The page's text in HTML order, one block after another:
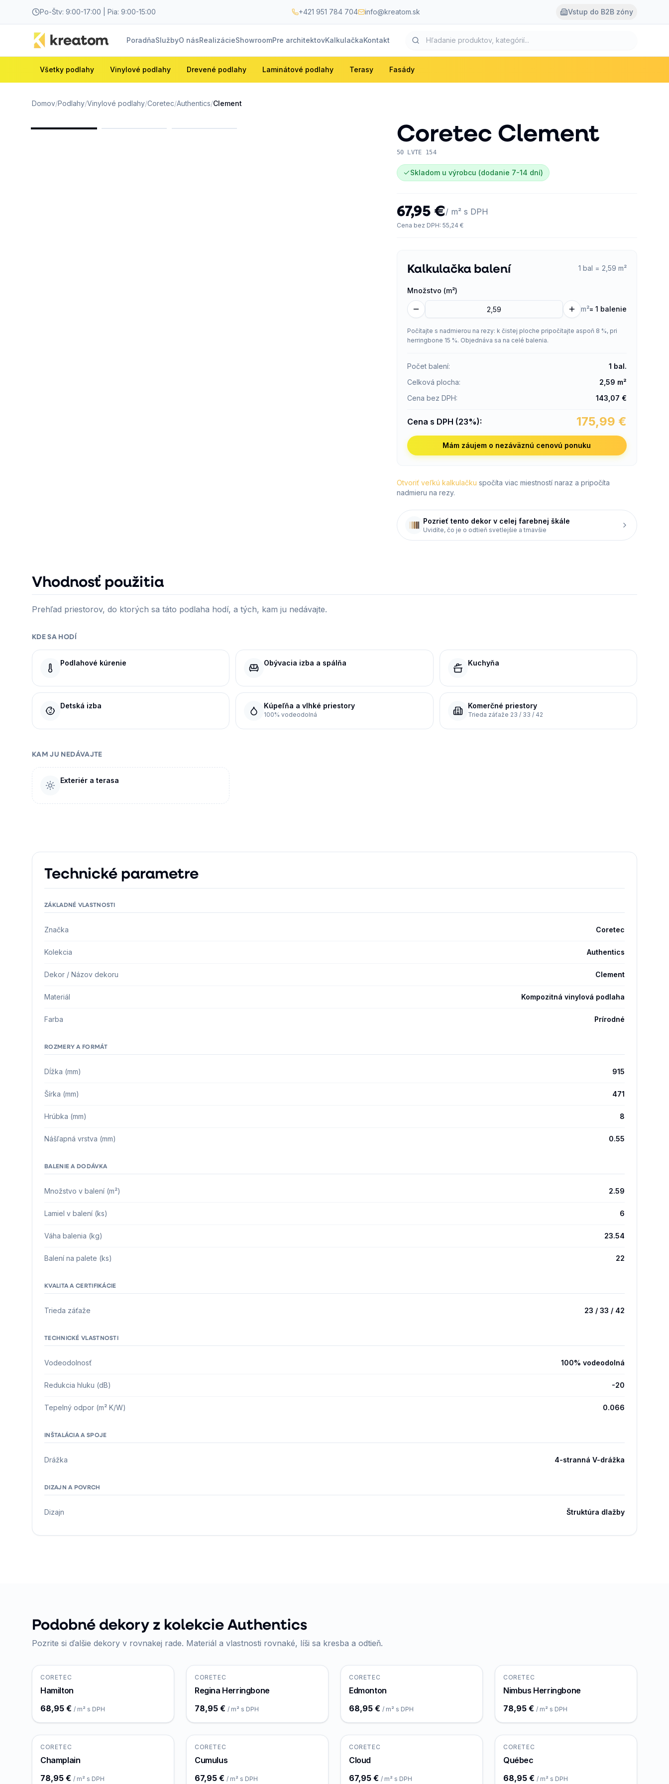
Po-Štv: 9:00-17:00 | Pia: 9:00-15:00 +421 951 784 704 info@kreatom.sk Vstup do B2B zóny
PoradňaSlužbyO násRealizácieShowroomPre architektovKalkulačkaKontakt
Všetky podlahy Vinylové podlahy Drevené podlahy Laminátové podlahy Terasy Fasády
Domov/Podlahy/Vinylové podlahy/Coretec/Authentics/Clement
Coretec Clement
50 LVTE 154
Skladom u výrobcu (dodanie 7-14 dní)
67,95 €/ m² s DPH
Cena bez DPH: 55,24 €
Kalkulačka balení 1 bal = 2,59 m²
Množstvo (m²)
m²= 1 balenie
Počítajte s nadmierou na rezy: k čistej ploche pripočítajte aspoň 8 %, pri
herringbone 15 %. Objednáva sa na celé balenia.
Počet balení: 1 bal.
Celková plocha: 2,59 m²
Cena bez DPH: 143,07 €
Cena s DPH (23%): 175,99 €
Mám záujem o nezáväznú cenovú ponuku
Otvoriť veľkú kalkulačku spočíta viac miestností naraz a pripočíta
nadmieru na rezy.
Pozrieť tento dekor v celej farebnej škále
Uvidíte, čo je o odtieň svetlejšie a tmavšie
Vhodnosť použitia
Prehľad priestorov, do ktorých sa táto podlaha hodí, a tých, kam ju nedávajte.
KDE SA HODÍ
Podlahové kúrenie Obývacia izba a spálňa Kuchyňa
Detská izba Kúpeľňa a vlhké priestory
100% vodeodolná
Komerčné priestory
Trieda záťaže 23 / 33 / 42
KAM JU NEDÁVAJTE
Exteriér a terasa
Technické parametre
ZÁKLADNÉ VLASTNOSTI
Značka Coretec
Kolekcia Authentics
Dekor / Názov dekoru Clement
Materiál Kompozitná vinylová podlaha
Farba Prírodné
ROZMERY A FORMÁT
Dĺžka (mm) 915
Šírka (mm) 471
Hrúbka (mm) 8
Nášľapná vrstva (mm) 0.55
BALENIE A DODÁVKA
Množstvo v balení (m²) 2.59
Lamiel v balení (ks) 6
Váha balenia (kg) 23.54
Balení na palete (ks) 22
KVALITA A CERTIFIKÁCIE
Trieda záťaže 23 / 33 / 42
TECHNICKÉ VLASTNOSTI
Vodeodolnosť 100% vodeodolná
Redukcia hluku (dB) -20
Tepelný odpor (m² K/W) 0.066
INŠTALÁCIA A SPOJE
Drážka 4-stranná V-drážka
DIZAJN A POVRCH
Dizajn Štruktúra dlažby
Podobné dekory z kolekcie Authentics
Pozrite si ďalšie dekory v rovnakej rade. Materiál a vlastnosti rovnaké, líši sa kresba a odtieň.
CORETEC
Hamilton
68,95 € / m² s DPH
CORETEC
Regina Herringbone
78,95 € / m² s DPH
CORETEC
Edmonton
68,95 € / m² s DPH
CORETEC
Nimbus Herringbone
78,95 € / m² s DPH
CORETEC
Champlain
78,95 € / m² s DPH
CORETEC
Cumulus
67,95 € / m² s DPH
CORETEC
Cloud
67,95 € / m² s DPH
CORETEC
Québec
68,95 € / m² s DPH